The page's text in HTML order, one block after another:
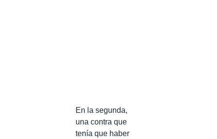
En la segunda,
una contra que
tenía que haber